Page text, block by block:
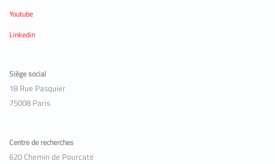
Youtube
Linkedin
Siège social
18 Rue Pasquier
75008 Paris
Centre de recherches
620 Chemin de Pourcate